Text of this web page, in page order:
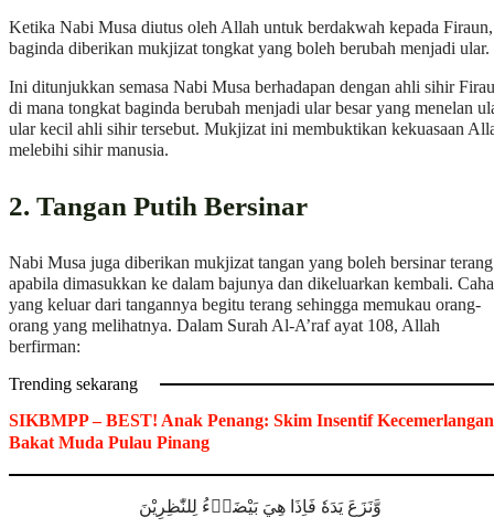
Ketika Nabi Musa diutus oleh Allah untuk berdakwah kepada Firaun,
baginda diberikan mukjizat tongkat yang boleh berubah menjadi ular.
Ini ditunjukkan semasa Nabi Musa berhadapan dengan ahli sihir
di mana tongkat baginda berubah menjadi ular besar yang menelan
ular kecil ahli sihir tersebut. Mukjizat ini membuktikan kekuasaan
melebihi sihir manusia.
2. Tangan Putih Bersinar
Nabi Musa juga diberikan mukjizat tangan yang boleh bersinar terang
apabila dimasukkan ke dalam bajunya dan dikeluarkan kembali.
yang keluar dari tangannya begitu terang sehingga memukau orang-
orang yang melihatnya. Dalam Surah Al-A’raf ayat 108, Allah
berfirman:
Trending sekarang
SIKBMPP – BEST! Anak Penang: Skim Insentif Kecemerlangan
Bakat Muda Pulau Pinang
وَّنَزَعَ يَدَهٗ فَاِذَا هِيَ بَيْضَاۤءُ لِلنّٰظِرِيْنَ